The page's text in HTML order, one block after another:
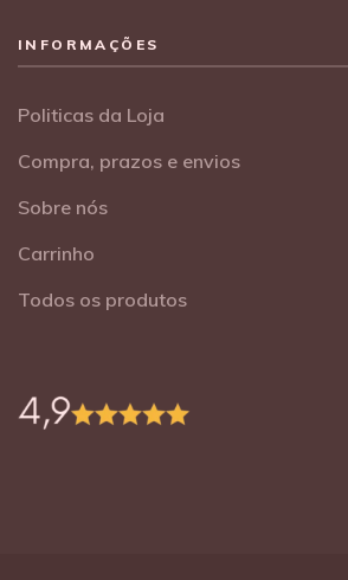
INFORMAÇÕES
Politicas da Loja
Compra, prazos e envios
Sobre nós
Carrinho
Todos os produtos